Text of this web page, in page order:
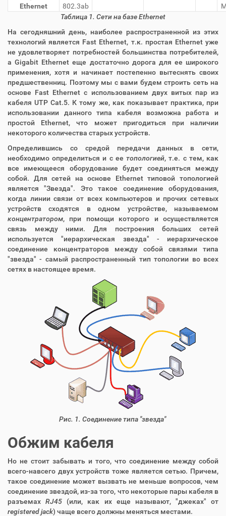
Ethernet
802.3ab
Таблица 1. Сети на базе Ethernet
На сегодняшний день, наиболее распространенной из этих
технологий является Fast Ethernet, т.к. простая Ethernet уже
не удовлетворяет потребностей большинства потребителей,
а Gigabit Ethernet еще достаточно дорога для ее широкого
применения, хотя и начинает постепенно вытеснять своих
предшественниц. Поэтому мы с вами будем строить сеть на
основе Fast Ethernet с использованием двух витых пар из
кабеля UTP Cat.5. К тому же, как показывает практика, при
использовании данного типа кабеля возможна работа и
простой Ethernet, что может пригодиться при наличии
некоторого количества старых устройств.
Определившись со средой передачи данных в сети,
необходимо определиться и с еетопологией, т.е. с тем, как
все имеющееся оборудование будет соединяться между
собой. Для сетей на основе Ethernet типовой топологией
является "Звезда". Это такое соединение оборудования,
когда линии связи от всех компьютеров и прочих сетевых
устройств сходятся в одном устройстве, называемом
концентратором, при помощи которого и осуществляется
связь между ними. Для построения больших сетей
используется "иерархическая звезда" - иерархическое
соединение концентраторов между собой связями типа
"звезда" - самый распространенный тип топологии во всех
сетях в настоящее время.
Рис. 1. Соединение типа "звезда"
Обжим кабеля
Но не стоит забывать и того, что соединение между собой
всего-навсего двух устройств тоже является сетью. Причем,
такое соединение может вызвать не меньше вопросов, чем
соединение звездой, из-за того, что некоторые пары кабеля в
разъемахRJ45 (или, как их еще называют, "джеках" от
registered jack) чаще всего должны меняться местами.